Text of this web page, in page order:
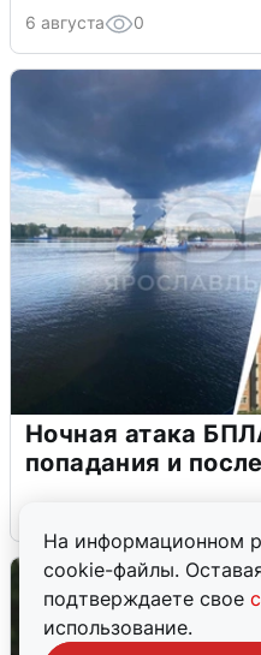
На информационном
cookie-файлы.
подтверждаете свое
использование.
6 августа 0
Ночная атака
попадания и